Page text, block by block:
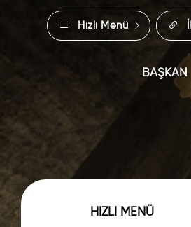
Hızlı Menü
BAŞKAN
HIZLI MENÜ